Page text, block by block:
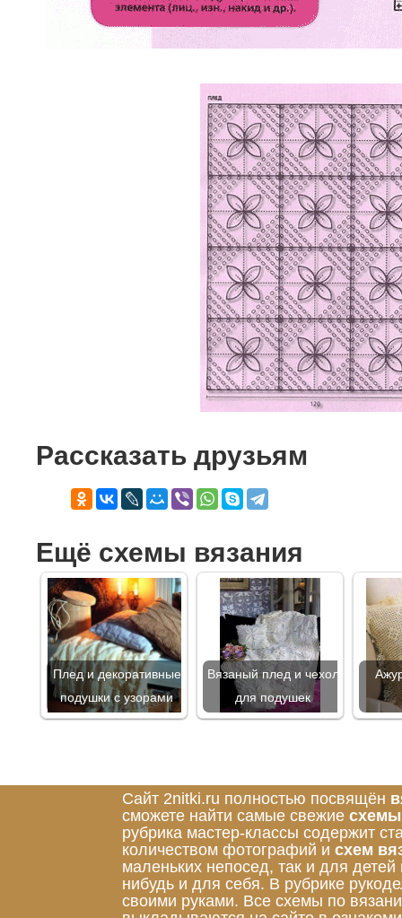
Рассказать друзьям
Ещё схемы вязания
Плед и декоративные
подушки с узорами
Вязаный плед и чехол
для подушек
Сайт 2nitki.ru полностью посвящён
сможете найти самые свежие схемы
рубрика мастер-классы содержит
количеством фотографий и схем
маленьких непосед, так и для
нибудь и для себя. В рубрике
своими руками. Все схемы по